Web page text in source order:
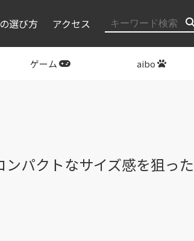
選び方 アクセス
ゲーム aibo
パクトなサイズ感を狙った